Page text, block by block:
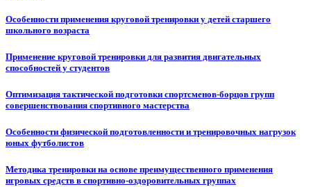
Особенности применения круговой тренировки у детей старшего
школьного возраста
Применение круговой тренировки для развития двигательных
способностей у студентов
Оптимизация тактической подготовки спортсменов-борцов групп
совершенствования спортивного мастерства
Особенности физической подготовленности и тренировочных нагрузок
юных футболистов
Методика тренировки на основе преимущественного применения
игровых средств в спортивно-оздоровительных группах